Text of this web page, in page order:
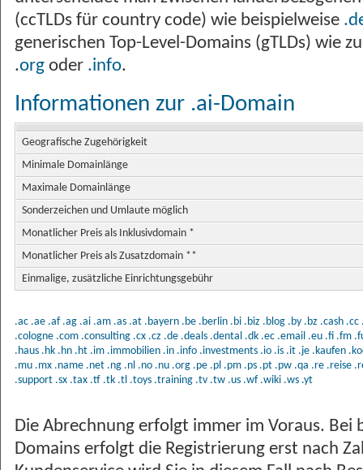
(ccTLDs für country code) wie beispielweise
generischen Top-Level-Domains (gTLDs) wie
.org oder .info.
Informationen zur .ai-Domain
Geografische Zugehörigkeit
Minimale Domainlänge
Maximale Domainlänge
Sonderzeichen und Umlaute möglich
Monatlicher Preis als Inklusivdomain *
Monatlicher Preis als Zusatzdomain **
Einmalige, zusätzliche Einrichtungsgebühr
.ac .ae .af .ag .ai .am .as .at .bayern .be .berlin .bi .biz .blog .by .bz .cash .cc
.cologne .com .consulting .cx .cz .de .deals .dental .dk .ec .email .eu .fi .fm
.haus .hk .hn .ht .im .immobilien .in .info .investments .io .is .it .je .kaufen
.mu .mx .name .net .ng .nl .no .nu .org .pe .pl .pm .ps .pt .pw .qa .re .reise
.support .sx .tax .tf .tk .tl .toys .training .tv .tw .us .wf .wiki .ws .yt
Die Abrechnung erfolgt immer im Voraus. Bei
Domains erfolgt die Registrierung erst nach